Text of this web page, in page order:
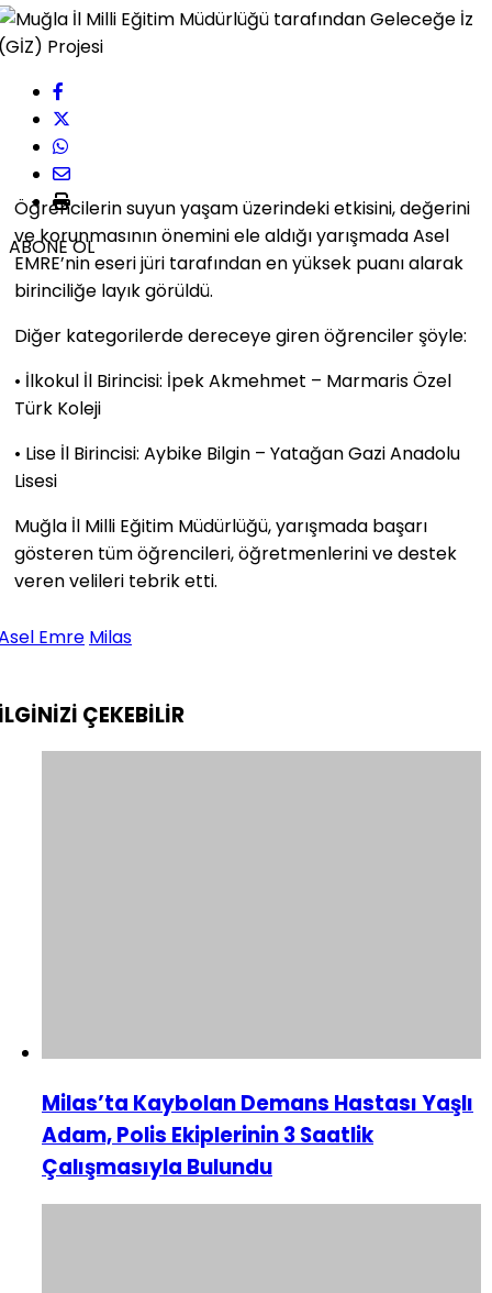
ABONE OL
Öğrencilerin suyun yaşam üzerindeki etkisini, değerini
ve korunmasının önemini ele aldığı yarışmada Asel
EMRE’nin eseri jüri tarafından en yüksek puanı alarak
birinciliğe layık görüldü.
Diğer kategorilerde dereceye giren öğrenciler şöyle:
• İlkokul İl Birincisi: İpek Akmehmet – Marmaris Özel
Türk Koleji
• Lise İl Birincisi: Aybike Bilgin – Yatağan Gazi Anadolu
Lisesi
Muğla İl Milli Eğitim Müdürlüğü, yarışmada başarı
gösteren tüm öğrencileri, öğretmenlerini ve destek
veren velileri tebrik etti.
Emre Milas
ÇEKEBİLİR
Milas’ta Kaybolan Demans Hastası Yaşlı
Adam, Polis Ekiplerinin 3 Saatlik
Çalışmasıyla Bulundu